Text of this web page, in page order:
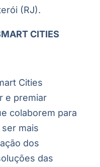
(RJ).
CITIES
Cities
e premiar
colaborem para
mais
dos
das